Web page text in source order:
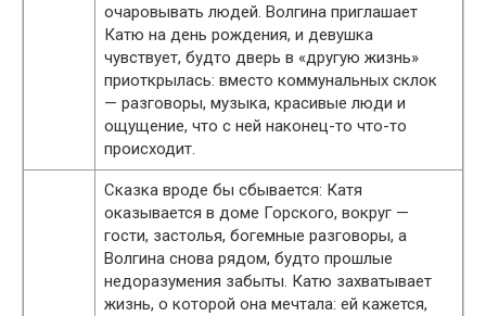
очаровывать людей. Волгина приглашает
Катю на день рождения, и девушка
чувствует, будто дверь в «другую жизнь»
приоткрылась: вместо коммунальных склок
— разговоры, музыка, красивые люди и
ощущение, что с ней наконец-то что-то
происходит.
Сказка вроде бы сбывается: Катя
оказывается в доме Горского, вокруг —
гости, застолья, богемные разговоры, а
Волгина снова рядом, будто прошлые
недоразумения забыты. Катю захватывает
жизнь, о которой она мечтала: ей кажется,